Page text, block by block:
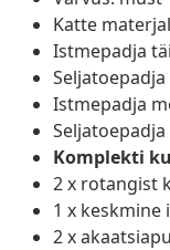
Katte
Istmepadja
Istmepadja
Seljatoepadja
Komplekti
2 x rotangist
1 x keskmine
2 x